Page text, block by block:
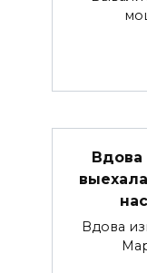
Вдова
Вдова